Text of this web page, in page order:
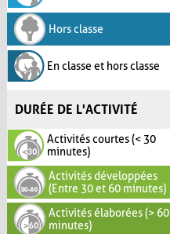
Hors classe
En classe et hors classe
DURÉE DE L'ACTIVITÉ
Activités courtes (< 30
minutes)
Activités développées
(Entre 30 et 60 minutes)
Activités élaborées (> 60
minutes)